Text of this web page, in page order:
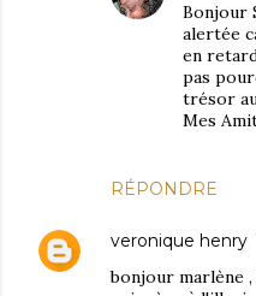
RÉPONDRE
Bonjour
alertée
en
pas
trésor
Mes
veronique henry
bonjour marlène